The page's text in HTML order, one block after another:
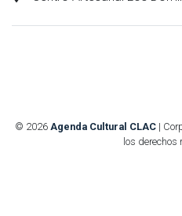
© 2026 Agenda Cultural CLAC|
los derechos